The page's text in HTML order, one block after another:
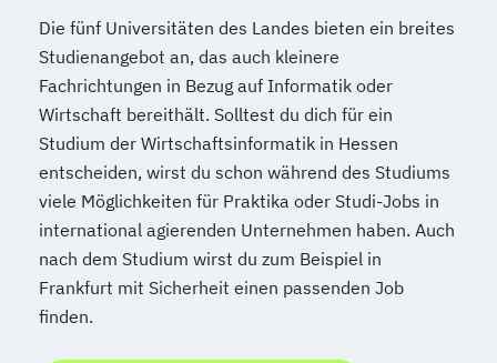
Die fünf Universitäten des Landes bieten ein breites
Studienangebot an, das auch kleinere
Fachrichtungen in Bezug auf Informatik oder
Wirtschaft bereithält. Solltest du dich für ein
Studium der Wirtschaftsinformatik in Hessen
entscheiden, wirst du schon während des Studiums
viele Möglichkeiten für Praktika oder Studi-Jobs in
international agierenden Unternehmen haben. Auch
nach dem Studium wirst du zum Beispiel in
Frankfurt mit Sicherheit einen passenden Job
finden.